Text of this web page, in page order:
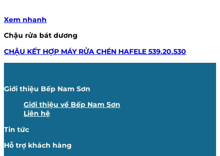
Xem nhanh
Chậu rửa bát dương
CHẬU KẾT HỢP MÁY RỬA CHÉN HAFELE 539.20.530
Giới thiệu Bếp Nam Sơn
Giới thiệu về Bếp Nam Sơn
Liên hệ
Tin tức
Hỗ trợ khách hàng